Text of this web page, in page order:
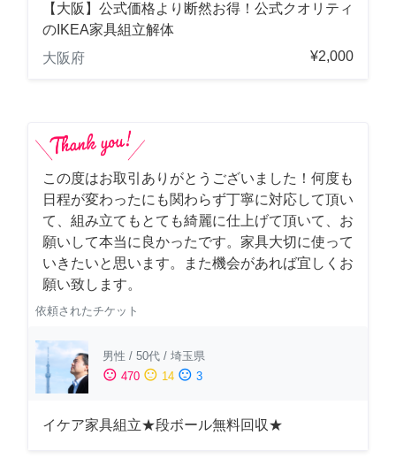
【大阪】公式価格より断然お得！公式クオリティ
のIKEA家具組立解体
大阪府
¥2,000
この度はお取引ありがとうございました！何度も
日程が変わったにも関わらず丁寧に対応して頂い
て、組み立てもとても綺麗に仕上げて頂いて、お
願いして本当に良かったです。家具大切に使って
いきたいと思います。また機会があれば宜しくお
願い致します。
依頼されたチケット
男性 / 50代 / 埼玉県
sentiment_satisfied 470 sentiment_neutral 14 sentiment_dissatisfied 3
イケア家具組立★段ボール無料回収★